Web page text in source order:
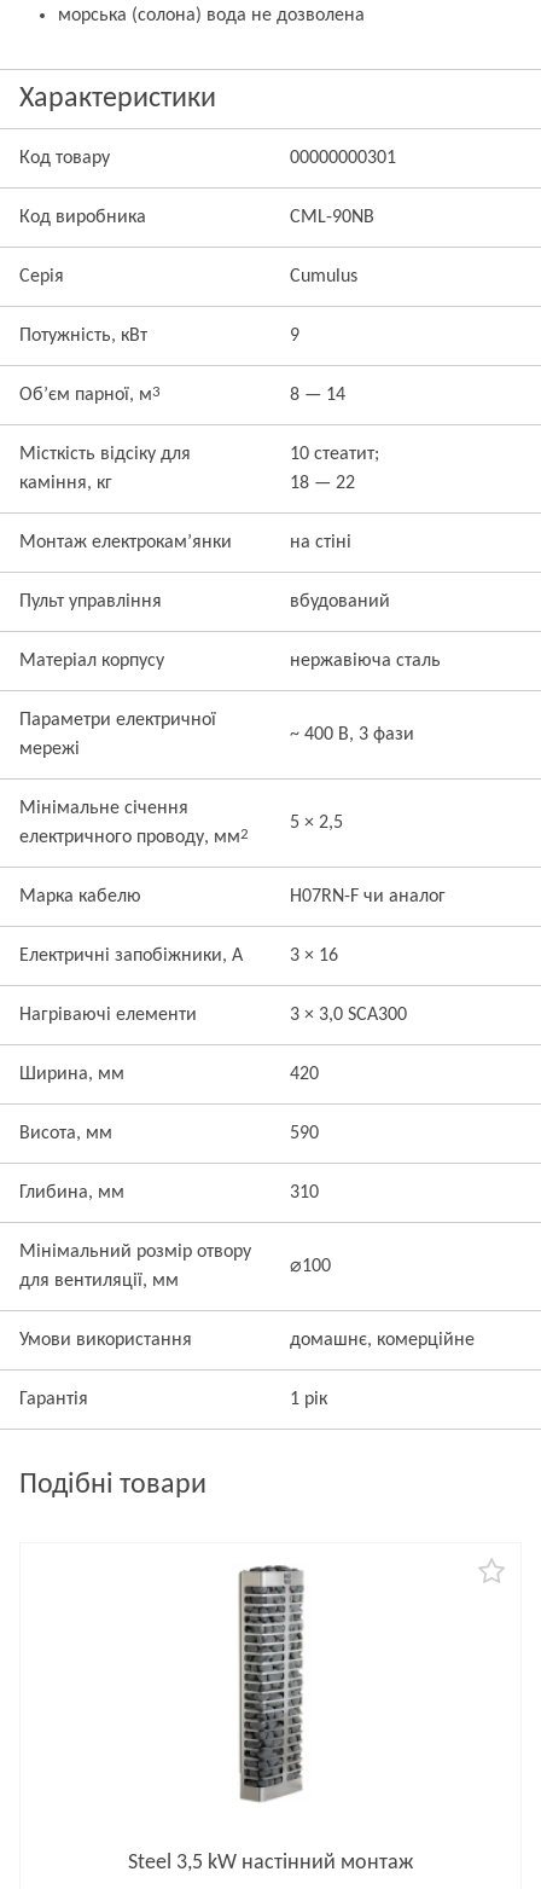
морська (солона) вода не дозволена
Характеристики
Код товару 00000000301
Код виробника CML-90NB
Серія Cumulus
Потужність, кВт 9
Об’єм парної, м3 8 — 14
Місткість відсіку для
каміння, кг
10 стеатит;
18 — 22
Монтаж електрокам’янки на стіні
Пульт управління вбудований
Матеріал корпусу нержавіюча сталь
Параметри електричної
мережі
~ 400 В, 3 фази
Мінімальне січення
електричного проводу, мм2
5 × 2,5
Марка кабелю H07RN-F чи аналог
Електричні запобіжники, А 3 × 16
Нагріваючі елементи 3 × 3,0 SCA300
Ширина, мм 420
Висота, мм 590
Глибина, мм 310
Мінімальний розмір отвору
для вентиляції, мм
⌀100
Умови використання домашнє, комерційне
Гарантія 1 рік
Подібні товари
Steel 3,5 kW настінний монтаж